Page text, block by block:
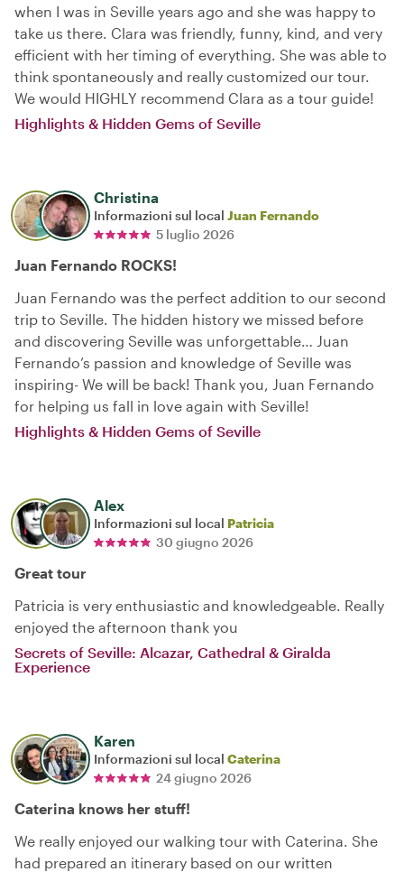
when I was in Seville years ago and she was happy to
take us there. Clara was friendly, funny, kind, and very
efficient with her timing of everything. She was able to
think spontaneously and really customized our tour.
We would HIGHLY recommend Clara as a tour guide!
Highlights & Hidden Gems of Seville
Christina
Informazioni sul local Juan Fernando
5 luglio 2026
Juan Fernando ROCKS!
Juan Fernando was the perfect addition to our second
trip to Seville. The hidden history we missed before
and discovering Seville was unforgettable… Juan
Fernando’s passion and knowledge of Seville was
inspiring- We will be back! Thank you, Juan Fernando
for helping us fall in love again with Seville!
Highlights & Hidden Gems of Seville
Alex
Informazioni sul local Patricia
30 giugno 2026
Great tour
Patricia is very enthusiastic and knowledgeable. Really
enjoyed the afternoon thank you
Secrets of Seville: Alcazar, Cathedral & Giralda
Experience
Karen
Informazioni sul local Caterina
24 giugno 2026
Caterina knows her stuff!
We really enjoyed our walking tour with Caterina. She
had prepared an itinerary based on our written